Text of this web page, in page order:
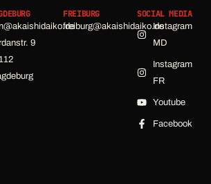
9
FREIBURG
freiburg@akaishidaiko.de
SOCIAL MEDIA
Instagram
MD
Instagram
FR
Youtube
Facebook